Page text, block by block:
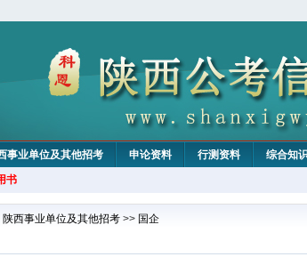
事业单位及其他招考 申论资料 行测资料 综合知
书
陕西事业单位及其他招考 >> 国企